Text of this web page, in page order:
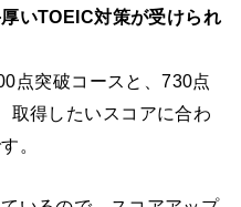
いTOEIC対策が受けられ
点突破コースと、730点
取得したいスコアに合わ
。